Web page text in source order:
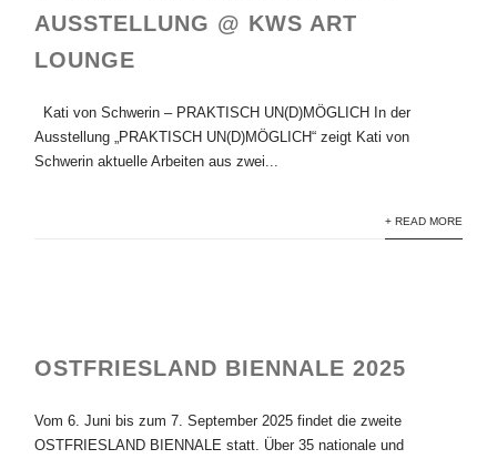
AUSSTELLUNG @ KWS ART
LOUNGE
Kati von Schwerin – PRAKTISCH UN(D)MÖGLICH In der
Ausstellung „PRAKTISCH UN(D)MÖGLICH“ zeigt Kati von
Schwerin aktuelle Arbeiten aus zwei...
+ READ MORE
OSTFRIESLAND BIENNALE 2025
Vom 6. Juni bis zum 7. September 2025 findet die zweite
OSTFRIESLAND BIENNALE statt. Über 35 nationale und